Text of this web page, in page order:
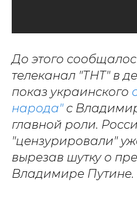
До этого
телеканал "ТНТ" в
показ украинского
народа"с
главной роли.
"цензурировали"
вырезав шутку о
Владимире Путине.